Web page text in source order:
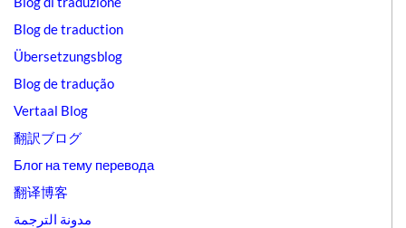
Blog de traduction
Übersetzungsblog
Blog de tradução
Vertaal Blog
翻訳ブログ
Блог на тему перевода
翻译博客
مدونة الترجمة